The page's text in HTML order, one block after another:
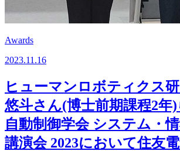
Awards
2023.11.16
ヒューマンロボティクス
悠斗さん(博士前期課程2年
自動制御学会 システム・
講演会 2023において住友